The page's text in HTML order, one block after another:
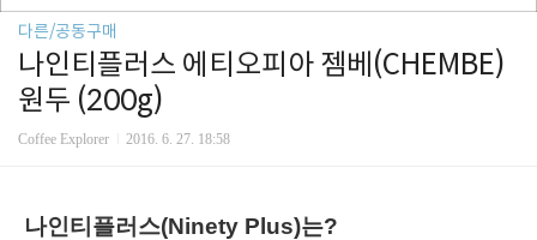
다른/공동구매
나인티플러스 에티오피아 젬베(CHEMBE)
원두 (200g)
Coffee Explorer 2016. 6. 27. 18:58
나인티플러스(Ninety Plus)는?